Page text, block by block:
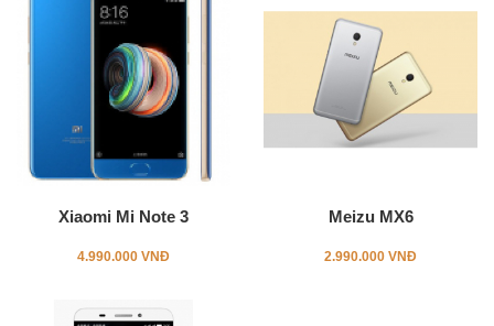
Xiaomi Mi Note 3
4.990.000 VNĐ
Meizu MX6
2.990.000 VNĐ